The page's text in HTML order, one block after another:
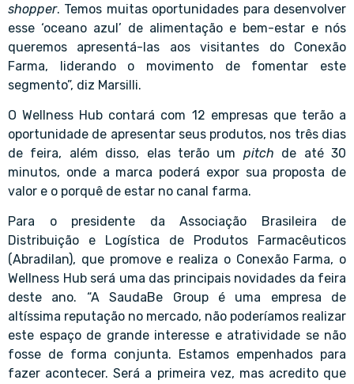
shopper. Temos muitas oportunidades para desenvolver
esse ‘oceano azul’ de alimentação e bem-estar e nós
queremos apresentá-las aos visitantes do Conexão
Farma, liderando o movimento de fomentar este
segmento”, diz Marsilli.
O Wellness Hub contará com 12 empresas que terão a
oportunidade de apresentar seus produtos, nos três dias
de feira, além disso, elas terão um pitch de até 30
minutos, onde a marca poderá expor sua proposta de
valor e o porquê de estar no canal farma.
Para o presidente da Associação Brasileira de
Distribuição e Logística de Produtos Farmacêuticos
(Abradilan), que promove e realiza o Conexão Farma, o
Wellness Hub será uma das principais novidades da feira
deste ano. “A SaudaBe Group é uma empresa de
altíssima reputação no mercado, não poderíamos realizar
este espaço de grande interesse e atratividade se não
fosse de forma conjunta. Estamos empenhados para
fazer acontecer. Será a primeira vez, mas acredito que